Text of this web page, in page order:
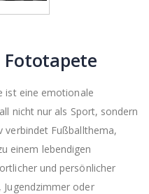
Fototapete
ist eine emotionale
nicht nur als Sport, sondern
verbindet Fußballthema,
einem lebendigen
und persönlicher
oder